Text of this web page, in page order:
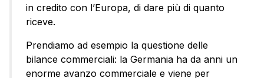
in credito con l’Europa, di dare più di quanto
riceve.
Prendiamo ad esempio la questione delle
bilance commerciali: la Germania ha da anni un
enorme avanzo commerciale e viene per